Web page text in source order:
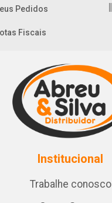
Pedidos
Fiscais
Institucional
Trabalhe conosco